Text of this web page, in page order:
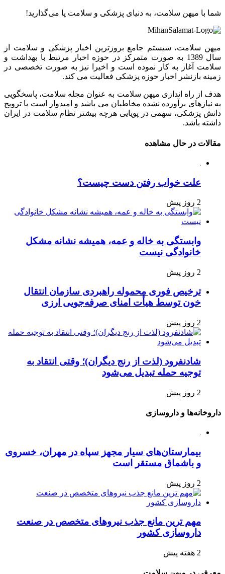
شما با میهن سلامت، به دنیای پزشکی و سلامت پا می‌گذارید!
میهن سلامت، سیستم جامع بروزترین اخبار پزشکی و سلامت از
سال 1389 به صورت متمرکز در حوزه اخبار مرتبط با بهداشت و
سلامت آغاز به کار نموده است و اخیرا نیز به صورت تخصصی در
زمینه بازنشر اخبار حوزه پزشکی فعالیت می کند.
هدف از راه اندازی میهن سلامت به عنوان مجله سلامت، پاسخگویی
به نیازهای برآورده نشده مخاطبان می باشد و امیدوار است با ترویج
دانش پزشکی، سهمی در پویایی هرچه بیشتر نظام سلامت در ایران
داشته باشد.
مقالات در حال مشاهده
علت خواب رفتن دست چیست؟
2 روز پیش
وابستگی به خاله و عمه، همیشه نشانه مشکل
خانوادگی نیست
2 روز پیش
ترخیص فوری محموله راهبردی سازمان انتقال
خون توسط هیأت امنای صرفه‌جویی ارزی
2 روز پیش
شادنفرود (لذت از رنج دیگران)؛ وقتی انتقاد به
توجیه حمله تبدیل می‌شود
2 روز پیش
داروخانه‌ها و داروسازی
بیمارستان‌های سیار مجهز سپاه در مهران، خسروی
و باشماق مستقر است
2 روز پیش
مهم ترین مانع جذب نیروهای متخصص در صنعت
داروسازی کشور
2 هفته پیش